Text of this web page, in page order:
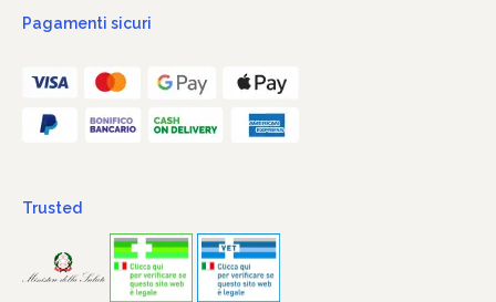
Pagamenti sicuri
Trusted